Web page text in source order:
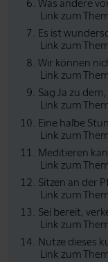
Was andere
Link zum
Es ist
Link zum
Wir können
Link zum
Sag Ja zu
Link zum
Eine halbe
Link zum
Meditieren
Link zum
Sitzen an der
Link zum
Sei bereit,
Link zum
Nutze dieses
Link zum